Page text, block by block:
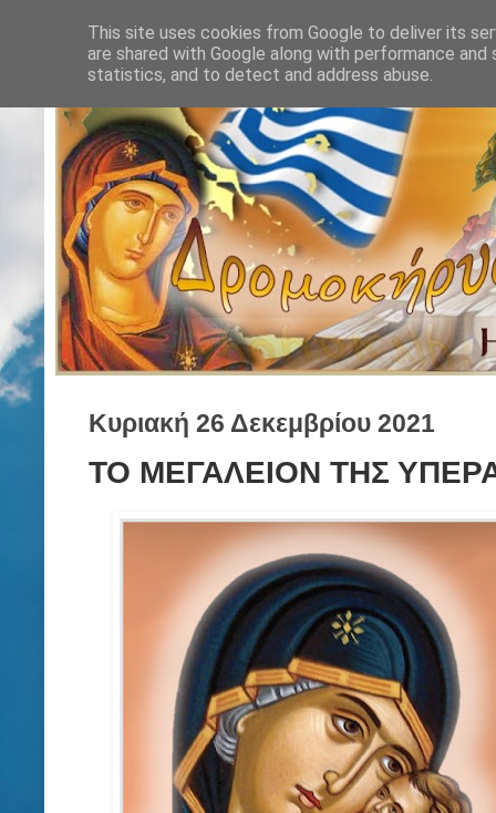
Κυριακή 26 Δεκεμβρίου 2021
ΤΟ ΜΕΓΑΛΕΙΟΝ ΤΗΣ
This site uses cookies from Google to deliver its
are shared with Google along with performance
statistics, and to detect and address abuse.